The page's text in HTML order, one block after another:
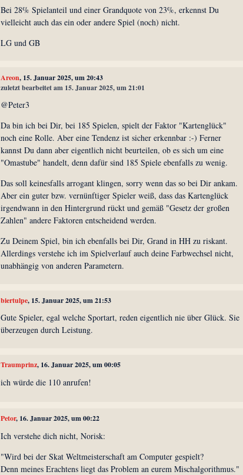
Bei 28% Spielanteil und einer Grandquote von 23%, erkennst Du
vielleicht auch das ein oder andere Spiel (noch) nicht.
LG und GB
Areon, 15. Januar 2025, um 20:43
zuletzt bearbeitet am 15. Januar 2025, um 21:01
@Peter3
Da bin ich bei Dir, bei 185 Spielen, spielt der Faktor "Kartenglück"
noch eine Rolle. Aber eine Tendenz ist sicher erkennbar :-) Ferner
kannst Du dann aber eigentlich nicht beurteilen, ob es sich um eine
"Omastube" handelt, denn dafür sind 185 Spiele ebenfalls zu wenig.
Das soll keinesfalls arrogant klingen, sorry wenn das so bei Dir ankam.
Aber ein guter bzw. vernünftiger Spieler weiß, dass das Kartenglück
irgendwann in den Hintergrund rückt und gemäß "Gesetz der großen
Zahlen" andere Faktoren entscheidend werden.
Zu Deinem Spiel, bin ich ebenfalls bei Dir, Grand in HH zu riskant.
Allerdings verstehe ich im Spielverlauf auch deine Farbwechsel nicht,
unabhängig von anderen Parametern.
biertulpe, 15. Januar 2025, um 21:53
Gute Spieler, egal welche Sportart, reden eigentlich nie über Glück. Sie
überzeugen durch Leistung.
Traumprinz, 16. Januar 2025, um 00:05
ich würde die 110 anrufen!
Petor, 16. Januar 2025, um 00:22
Ich verstehe dich nicht, Norisk:
"Wird bei der Skat Weltmeisterschaft am Computer gespielt?
Denn meines Erachtens liegt das Problem an eurem Mischalgorithmus."